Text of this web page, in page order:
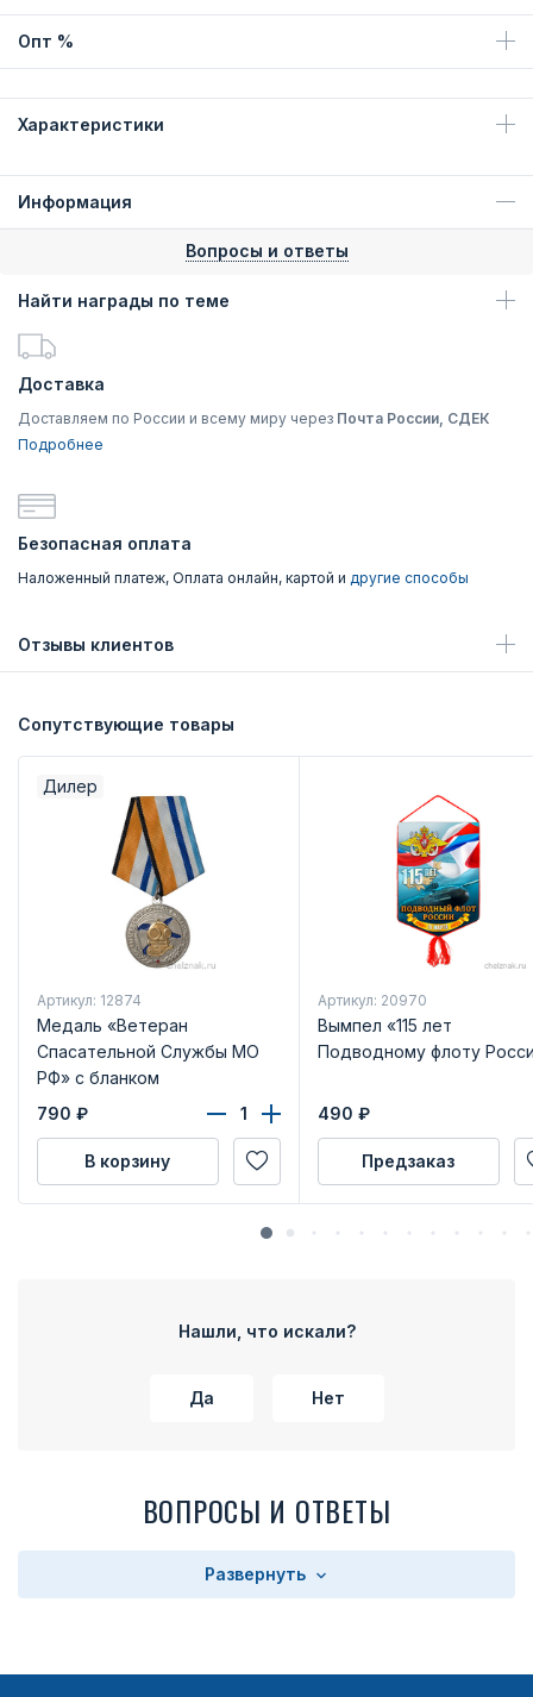
Опт %
Характеристики
Информация
Вопросы и ответы
Найти награды по теме
Доставка
Доставляем по России и всему миру через Почта России, СДЕК
Подробнее
Безопасная оплата
Наложенный платеж, Оплата онлайн, картой и другие способы
Отзывы клиентов
Сопутствующие товары
Дилер
Артикул: 12874
Медаль «Ветеран
Спасательной Службы МО
РФ» с бланком
удостоверения
790 ₽
В корзину
Артикул: 20970
Вымпел «115 лет
Подводному флоту
490 ₽
Предзаказ
Нашли, что искали?
Да Нет
ВОПРОСЫ И ОТВЕТЫ
Развернуть